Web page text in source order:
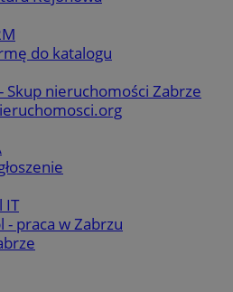
do katalogu
Skup nieruchomości Zabrze
IT
- praca w Zabrzu